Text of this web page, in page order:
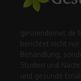
gesuendernet.de
berichtet nicht
Behandlung,
Studien und
und gesunde